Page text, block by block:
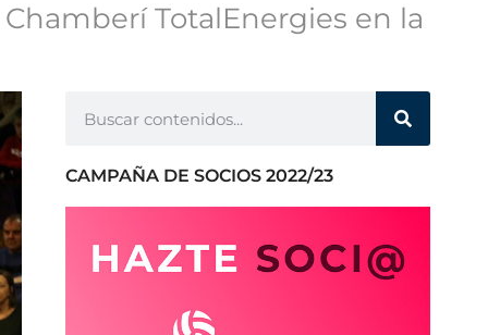
TotalEnergies en la
CAMPAÑA DE SOCIOS 2022/23